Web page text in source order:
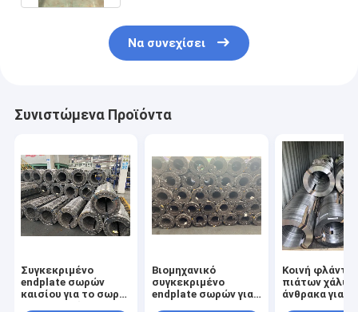
Να συνεχίσει
Συνιστώμενα Προϊόντα
Συγκεκριμένο
endplate σωρών
καισίου για το σωρό
Βιομηχανικό
συγκεκριμένο
endplate σωρών για
Κοινή
πιάτων
άνθρακα για